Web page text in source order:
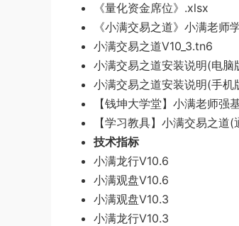
《量化资金席位》.xlsx
《小满交易之道》小满老
小满交易之道V10_3.tn6
小满交易之道安装说明(电脑
小满交易之道安装说明(手机
【钱坤大学堂】小满老师强
【学习教具】小满交易之
技术指标
小满龙行V10.6
小满观盘V10.6
小满观盘V10.3
小满龙行V10.3